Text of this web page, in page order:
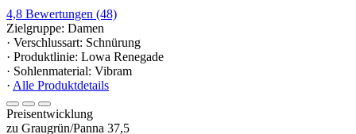
4,8 Bewertungen (48)
Zielgruppe: Damen
· Verschlussart: Schnürung
· Produktlinie: Lowa Renegade
· Sohlenmaterial: Vibram
· Alle Produktdetails
Preisentwicklung
zu Graugrün/Panna 37,5